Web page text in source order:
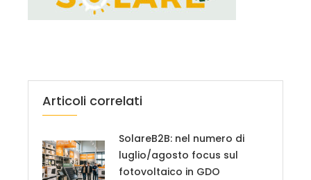
Articoli correlati
SolareB2B: nel numero di
luglio/agosto focus sul
fotovoltaico in GDO